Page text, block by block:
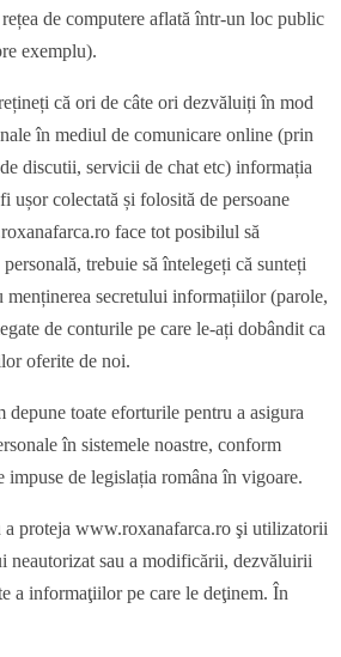
de computere aflată într-un loc public
exemplu).
că ori de câte ori dezvăluiți în mod
în mediul de comunicare online (prin
discutii, servicii de chat etc) informația
ușor colectată și folosită de persoane
face tot posibilul să
trebuie să întelegeți că sunteți
menținerea secretului informațiilor (parole,
de conturile pe care le-ați dobândit ca
oferite de noi.
depune toate eforturile pentru a asigura
în sistemele noastre, conform
impuse de legislația româna în vigoare.
proteja www.roxanafarca.ro şi utilizatorii
neautorizat sau a modificării, dezvăluirii
a informaţiilor pe care le deţinem. În